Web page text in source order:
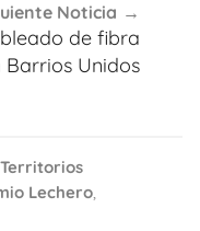
Noticia
de fibra
Barrios Unidos
Territorios
Lechero,